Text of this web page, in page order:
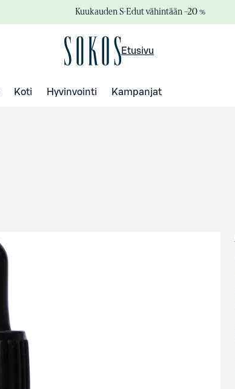
Kuukauden S-Edut vähintään –20 %
Etusivu
Koti Hyvinvointi Kampanjat